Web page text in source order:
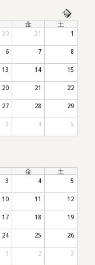
NEXT
金 土
30 31 1
6 7 8
13 14 15
20 21 22
27 28 29
3 4 5
金 土
3 4 5
10 11 12
17 18 19
24 25 26
1 2 3